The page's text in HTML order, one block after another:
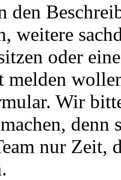
den
weitere
oder
melden
Wir
nur Zeit,